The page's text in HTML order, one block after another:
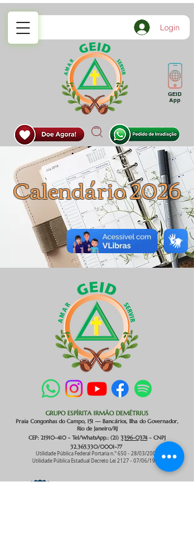
GEID
App
Login
Calendário 2026
GRUPO ESPÍRITA IRMÃO DEMÉTRIUS
Praia Congonhas do Campo, 151 — Bancários, Ilha do Governador,
Rio de Janeiro/RJ
CEP: 21910-410- Tel/WhatsApp.: (21) 3396-0374- CNPJ
32.365.330/0001-77
Utilidade Pública Federal Portaria n.º 650 - 28/03/2007
Utilidade Pública Estadual Decreto Lei 2127 - 07/06/1993